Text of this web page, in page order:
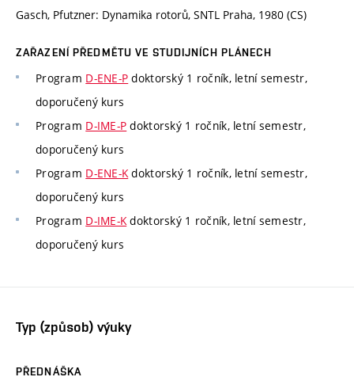
Gasch, Pfutzner: Dynamika rotorů, SNTL Praha, 1980 (CS)
ZAŘAZENÍ PŘEDMĚTU VE STUDIJNÍCH PLÁNECH
Program D-ENE-P doktorský 1 ročník, letní semestr,
doporučený kurs
Program D-IME-P doktorský 1 ročník, letní semestr,
doporučený kurs
Program D-ENE-Kdoktorský 1 ročník, letní semestr,
doporučený kurs
Program D-IME-Kdoktorský 1 ročník, letní semestr,
doporučený kurs
Typ (způsob) výuky
PŘEDNÁŠKA